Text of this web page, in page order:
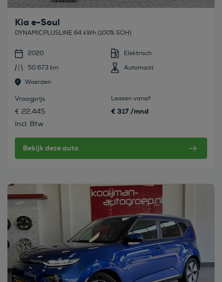
Kia e-Soul
DYNAMICPLUSLINE 64 kWh (100% SOH)
2020
Elektrisch
50.673 km
Automaat
Woerden
Vraagprijs
€ 22.445
Incl. Btw
Leasen vanaf
€ 317 /mnd
Bekijk deze auto
Bekijk deze auto